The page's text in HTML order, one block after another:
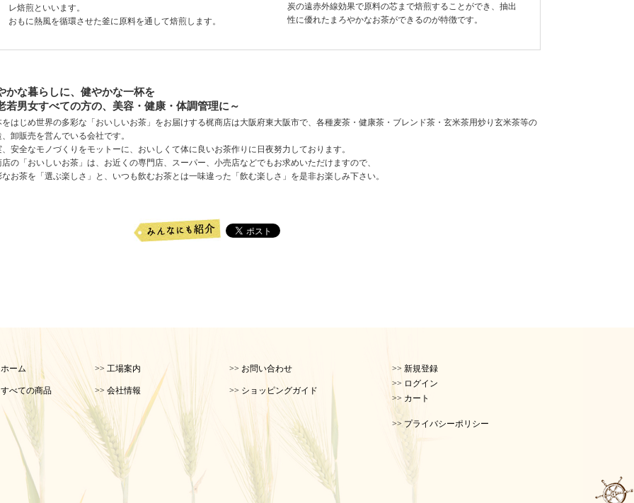
レ焙煎といいます。
おもに熱風を循環させた釜に原料を通して焙煎します。
炭の遠赤外線効果で原料の芯まで焙煎することができ、抽出
性に優れたまろやかなお茶ができるのが特徴です。
かな暮らしに、健やかな一杯を
若男女すべての方の、美容・健康・体調管理に～
をはじめ世界の多彩な「おいしいお茶」をお届けする梶商店は大阪府東大阪市で、各種麦茶・健康茶・ブレンド茶・玄米茶用炒り玄米茶等の
卸販売を営んでいる会社です。
、安全なモノづくりをモットーに、おいしくて体に良いお茶作りに日夜努力しております。
店の「おいしいお茶」は、お近くの専門店、スーパー、小売店などでもお求めいただけますので、
なお茶を「選ぶ楽しさ」と、いつも飲むお茶とは一味違った「飲む楽しさ」を是非お楽しみ下さい。
ーム
べての商品
>> 工場案内
>> 会社情報
>> お問い合わせ
>> ショッピングガイド
>> 新規登録
>> ログイン
>> カート
>> プライバシーポリシー